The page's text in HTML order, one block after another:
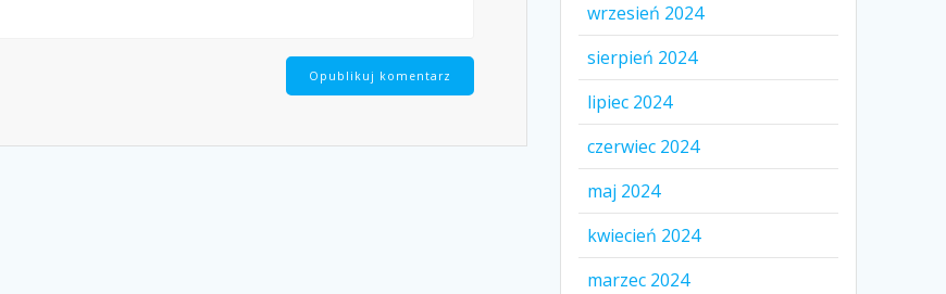
wrzesień 2024
sierpień 2024
lipiec 2024
czerwiec 2024
maj 2024
kwiecień 2024
marzec 2024